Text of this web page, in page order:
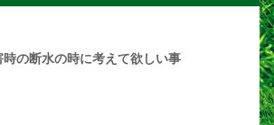
時の断水の時に考えて欲しい事